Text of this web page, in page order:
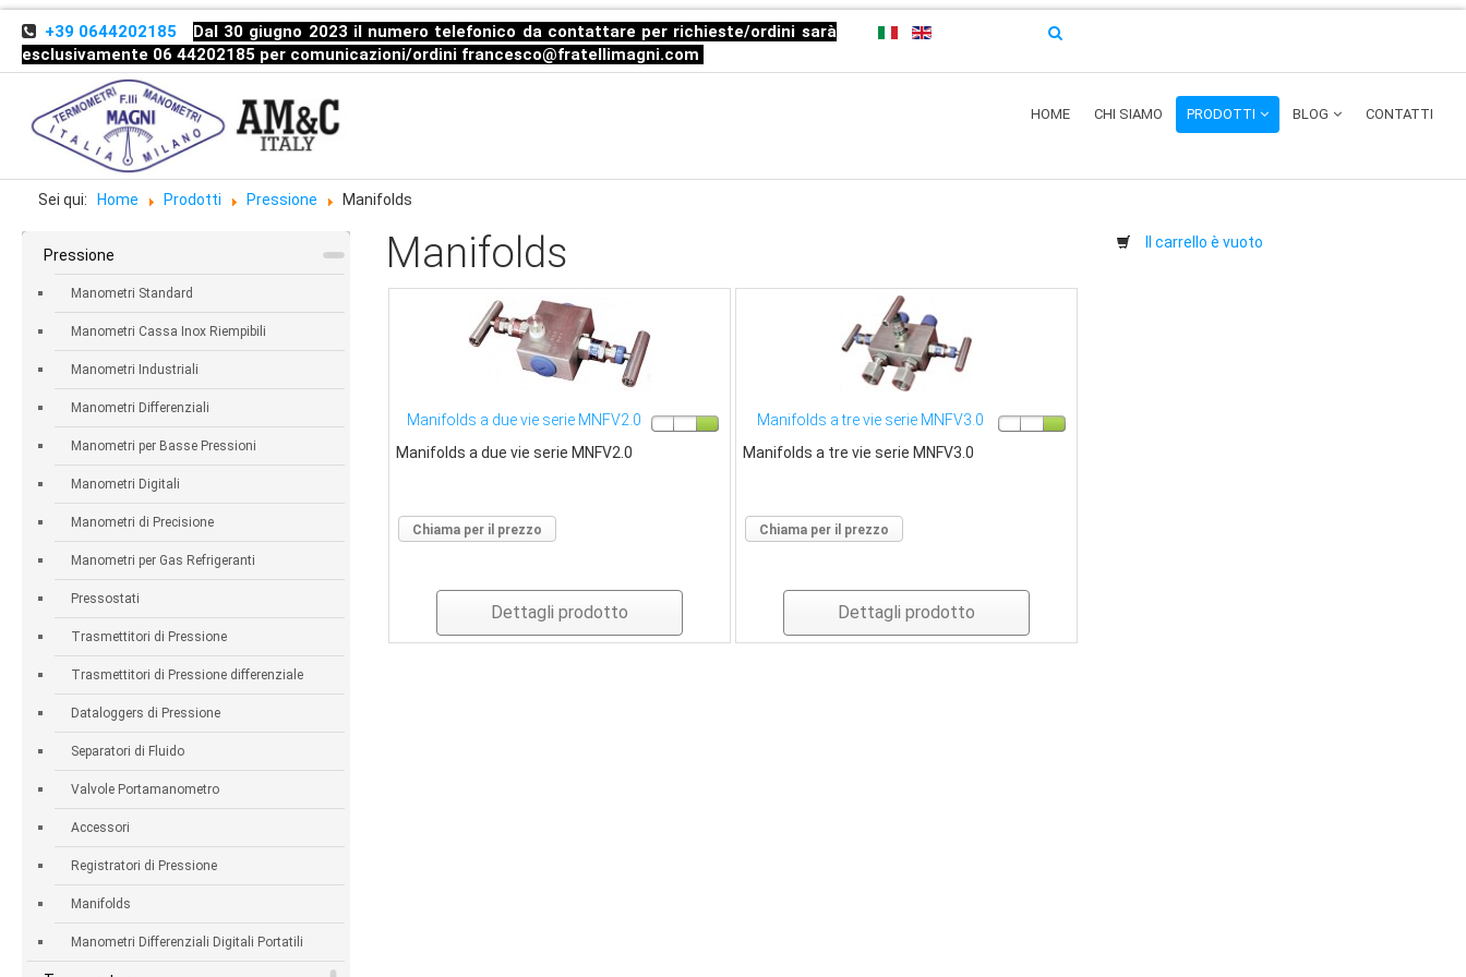
+39 0644202185
Dal 30 giugno 2023 il numero telefonico da contattare per richieste/ordini sarà
esclusivamente 06 44202185 per comunicazioni/ordini francesco@fratellimagni.com
HOME CHI SIAMO PRODOTTI BLOG CONTATTI
Sei qui: Home Prodotti Pressione Manifolds
Pressione
Manometri Standard
Manometri Cassa Inox Riempibili
Manometri Industriali
Manometri Differenziali
Manometri per Basse Pressioni
Manometri Digitali
Manometri di Precisione
Manometri per Gas Refrigeranti
Pressostati
Trasmettitori di Pressione
Trasmettitori di Pressione differenziale
Dataloggers di Pressione
Separatori di Fluido
Valvole Portamanometro
Accessori
Registratori di Pressione
Manifolds
Manometri Differenziali Digitali Portatili
Manifolds
Manifolds a due vie serie MNFV2.0
Manifolds a due vie serie MNFV2.0
Chiama per il prezzo
Dettagli prodotto
Manifolds a tre vie serie MNFV3.0
Manifolds a tre vie serie MNFV3.0
Chiama per il prezzo
Dettagli prodotto
Il carrello è vuoto